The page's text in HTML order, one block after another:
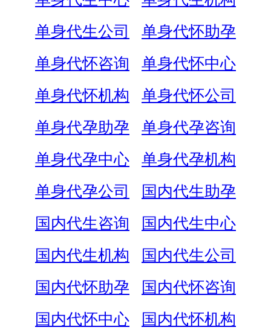
单身代生公司
单身代怀助孕
单身代怀咨询
单身代怀中心
单身代怀机构
单身代怀公司
单身代孕助孕
单身代孕咨询
单身代孕中心
单身代孕机构
单身代孕公司
国内代生助孕
国内代生咨询
国内代生中心
国内代生机构
国内代生公司
国内代怀助孕
国内代怀咨询
国内代怀中心
国内代怀机构